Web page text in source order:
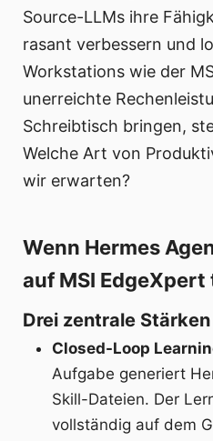
Source-LLMs ihre
rasant verbessern und
Workstations wie der
unerreichte
Schreibtisch bringen,
Welche Art von
wir erwarten?
Wenn Hermes
auf MSI
Drei zentrale
Closed-Loop
Aufgabe generiert
Skill-Dateien. Der
vollständig auf dem